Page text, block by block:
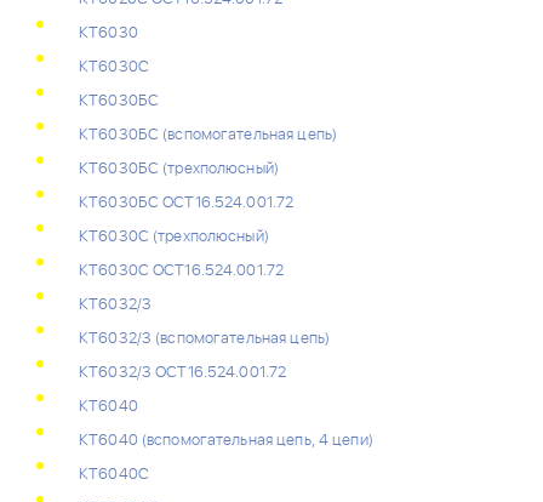
КТ6030
КТ6030C
КТ6030БС
КТ6030БС (вспомогательная цепь)
КТ6030БС (трехполюсный)
КТ6030БС ОСТ16.524.001.72
КТ6030С (трехполюсный)
КТ6030С ОСТ16.524.001.72
КТ6032/3
КТ6032/3 (вспомогательная цепь)
КТ6032/3 ОСТ16.524.001.72
КТ6040
КТ6040 (вспомогательная цепь, 4 цепи)
КТ6040C